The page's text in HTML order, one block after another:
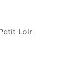
Loir